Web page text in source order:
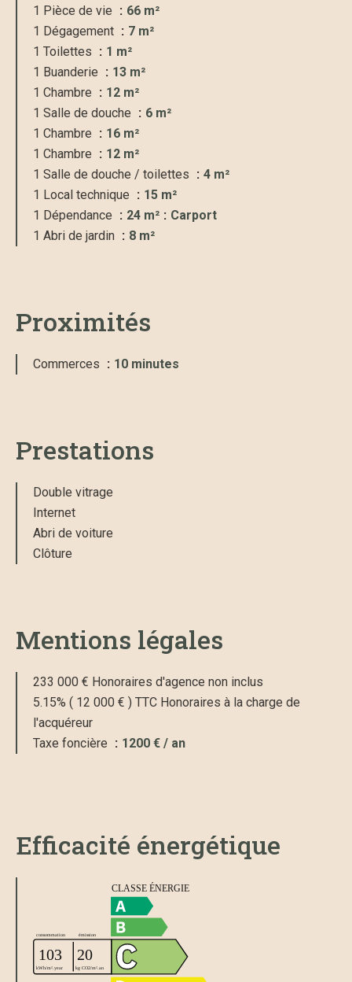
1 Pièce de vie
66 m²
1 Dégagement
7 m²
1 Toilettes
1 m²
1 Buanderie
13 m²
1 Chambre
12 m²
1 Salle de douche
6 m²
1 Chambre
16 m²
1 Chambre
12 m²
1 Salle de douche / toilettes
4 m²
1 Local technique
15 m²
1 Dépendance
24 m²
Carport
1 Abri de jardin
8 m²
Proximités
Commerces 10 minutes
Prestations
Double vitrage
Internet
Abri de voiture
Clôture
Mentions légales
233 000 € Honoraires d'agence non inclus
5.15% ( 12 000 € ) TTC Honoraires à la charge de
l'acquéreur
Taxe foncière
1200 € / an
Efficacité énergétique